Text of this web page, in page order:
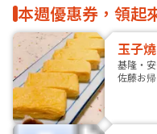
本週優惠券，領起
玉子
基隆・
佐藤お